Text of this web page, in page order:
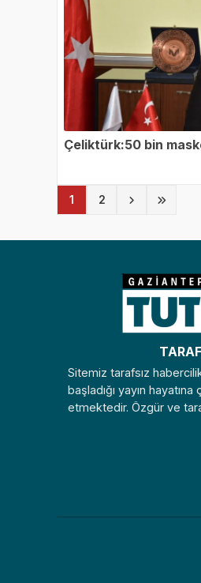
Çeliktürk:50 bin
1 (current)
2
Sitemiz tarafsız habercilik
başladığı yayın
etmektedir. Özgür ve